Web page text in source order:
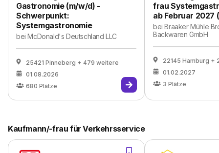
Gastronomie (m/w/d) -
Schwerpunkt:
Systemgastronomie
beiMcDonald's Deutschland LLC
25421 Pinneberg + 479 weitere
01.08.2026
680 Plätze
frau
ab Februar 2027
beiBraaker Mühle
Backwaren GmbH
22145 Hamburg +
01.02.2027
3 Plätze
Kaufmann/-frau für Verkehrsservice